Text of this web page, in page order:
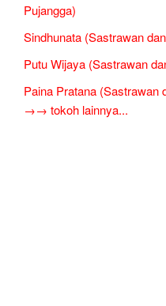
Pujangga)
Sindhunata (Sastrawan
Putu Wijaya (Sastrawan
Paina Pratana (Sastrawan
→→ tokoh lainnya...